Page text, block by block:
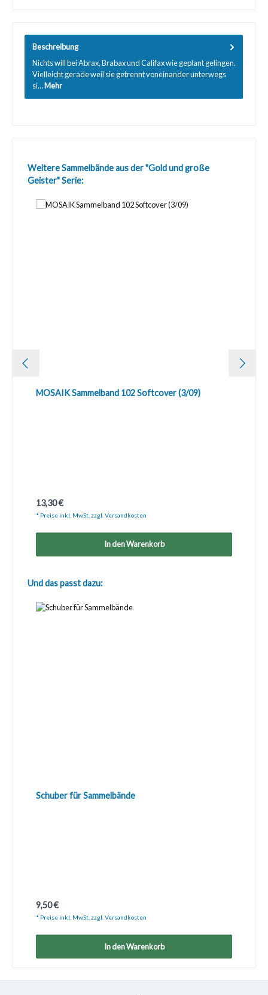
Beschreibung
Nichts will bei Abrax, Brabax und Califax wie geplant gelingen.
Vielleicht gerade weil sie getrennt voneinander unterwegs
si…Mehr
Produktgalerie überspringen
Weitere Sammelbände aus der "Gold und große
Geister" Serie:
MOSAIK Sammelband 102 Softcover (3/09)
Regulärer Preis:
13,30 €
* Preise inkl. MwSt. zzgl. Versandkosten
In den Warenkorb
Produktgalerie überspringen
Und das passt dazu:
Schuber für Sammelbände
Regulärer Preis:
9,50 €
* Preise inkl. MwSt. zzgl. Versandkosten
In den Warenkorb